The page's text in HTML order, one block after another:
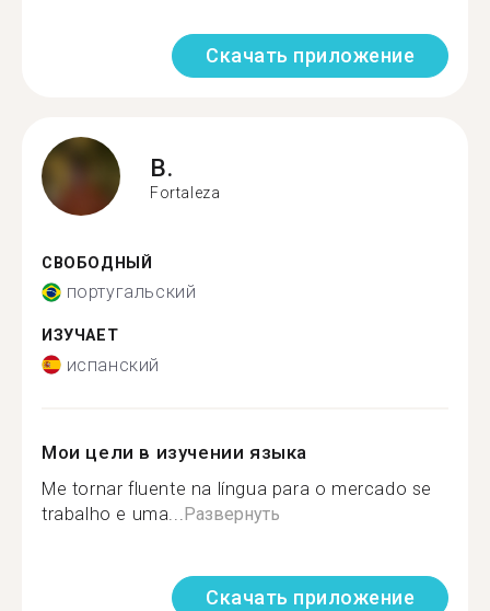
Скачать приложение
B.
Fortaleza
СВОБОДНЫЙ
португальский
ИЗУЧАЕТ
испанский
Мои цели в изучении языка
Me tornar fluente na língua para o mercado se
trabalho e uma... Развернуть
Скачать приложение